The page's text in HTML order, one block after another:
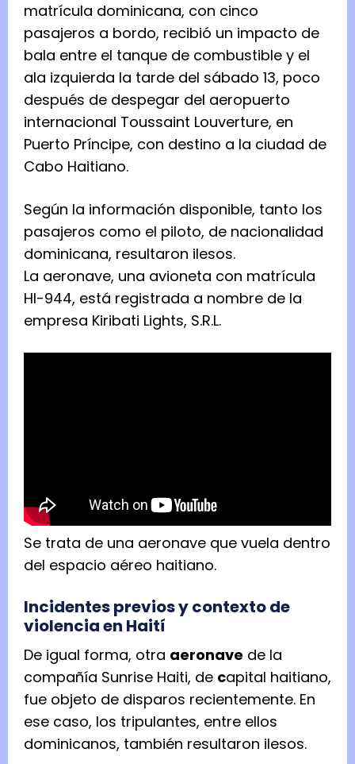
matrícula dominicana, con cinco
pasajeros a bordo, recibió un impacto de
bala entre el tanque de combustible y el
ala izquierda la tarde del sábado 13, poco
después de despegar del aeropuerto
internacional Toussaint Louverture, en
Puerto Príncipe, con destino a la ciudad de
Cabo Haitiano.
Según la información disponible, tanto los
pasajeros como el piloto, de nacionalidad
dominicana, resultaron ilesos.
La aeronave, una avioneta con matrícula
HI-944, está registrada a nombre de la
empresa Kiribati Lights, S.R.L.
Se trata de una aeronave que vuela dentro
del espacio aéreo haitiano.
Incidentes previos y contexto de
violencia en Haití
De igual forma, otra aeronave de la
compañía Sunrise Haiti, de capital haitiano,
fue objeto de disparos recientemente. En
ese caso, los tripulantes, entre ellos
dominicanos, también resultaron ilesos.